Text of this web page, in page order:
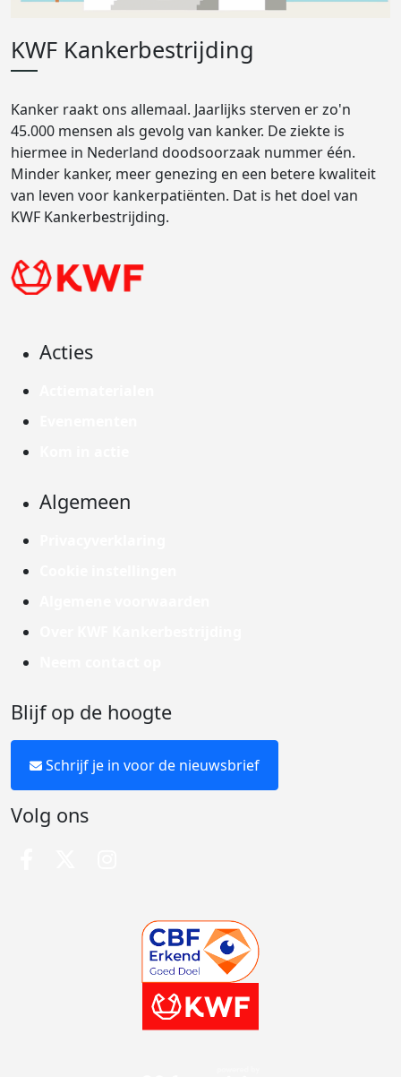
KWF Kankerbestrijding
Kanker raakt ons allemaal. Jaarlijks sterven er zo'n
45.000 mensen als gevolg van kanker. De ziekte is
hiermee in Nederland doodsoorzaak nummer één.
Minder kanker, meer genezing en een betere kwaliteit
van leven voor kankerpatiënten. Dat is het doel van
KWF Kankerbestrijding.
Acties
Algemeen
Blijf op de hoogte
Schrijf je in voor de nieuwsbrief
Volg ons